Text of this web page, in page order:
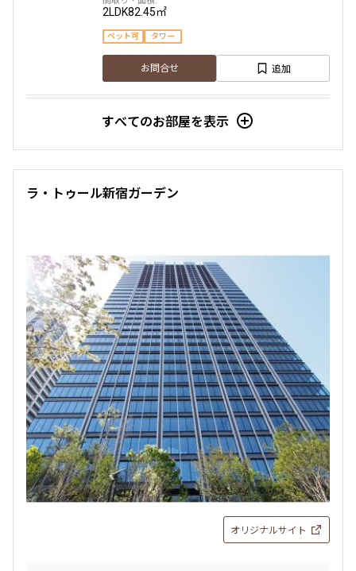
2LDK82.45㎡
ペット可 タワー
お問合せ 追加
11階1102
990,000円0円
2LDK
ペット可 タワー
お問合せ
すべてのお部屋を表示
ラ・トゥール新宿ガーデン
オリジナルサイト